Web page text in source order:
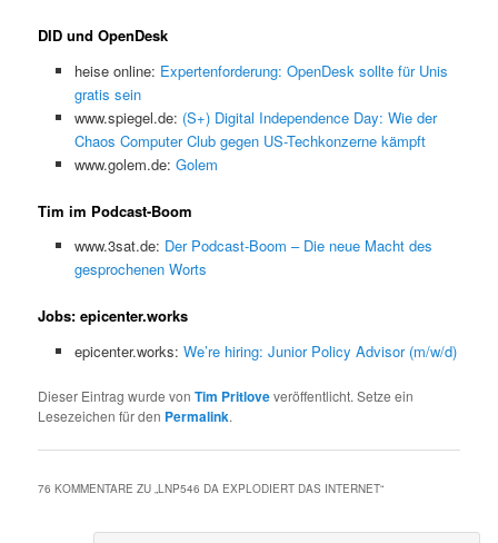
DID und OpenDesk
heise online: Expertenforderung: OpenDesk sollte für Unis
gratis sein
www.spiegel.de: (S+) Digital Independence Day: Wie der
Chaos Computer Club gegen US-Techkonzerne kämpft
www.golem.de: Golem
Tim im Podcast-Boom
www.3sat.de: Der Podcast-Boom – Die neue Macht des
gesprochenen Worts
Jobs: epicenter.works
epicenter.works: We’re hiring: Junior Policy Advisor (m/w/d)
Dieser Eintrag wurde vonTim Pritloveveröffentlicht. Setze ein
Lesezeichen für den Permalink.
76 KOMMENTARE ZU „LNP546 DA EXPLODIERT DAS INTERNET“